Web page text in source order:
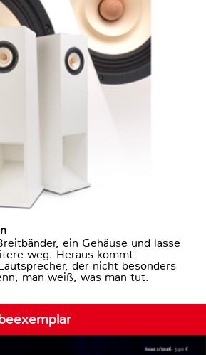
ein Gehäuse und lasse
weg. Heraus kommt
der nicht besonders
man weiß, was man tut.